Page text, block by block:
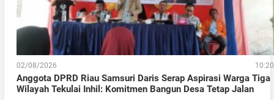
02/08/2026 10:20
Anggota DPRD Riau Samsuri Daris Serap Aspirasi Warga Tiga
Wilayah Tekulai Inhil: Komitmen Bangun Desa Tetap Jalan